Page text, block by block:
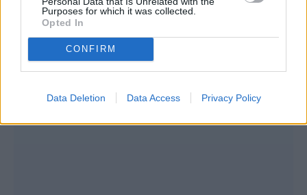
Purposes for which it was collected.
Opted In
CONFIRM
Data Deletion Data Access Privacy Policy